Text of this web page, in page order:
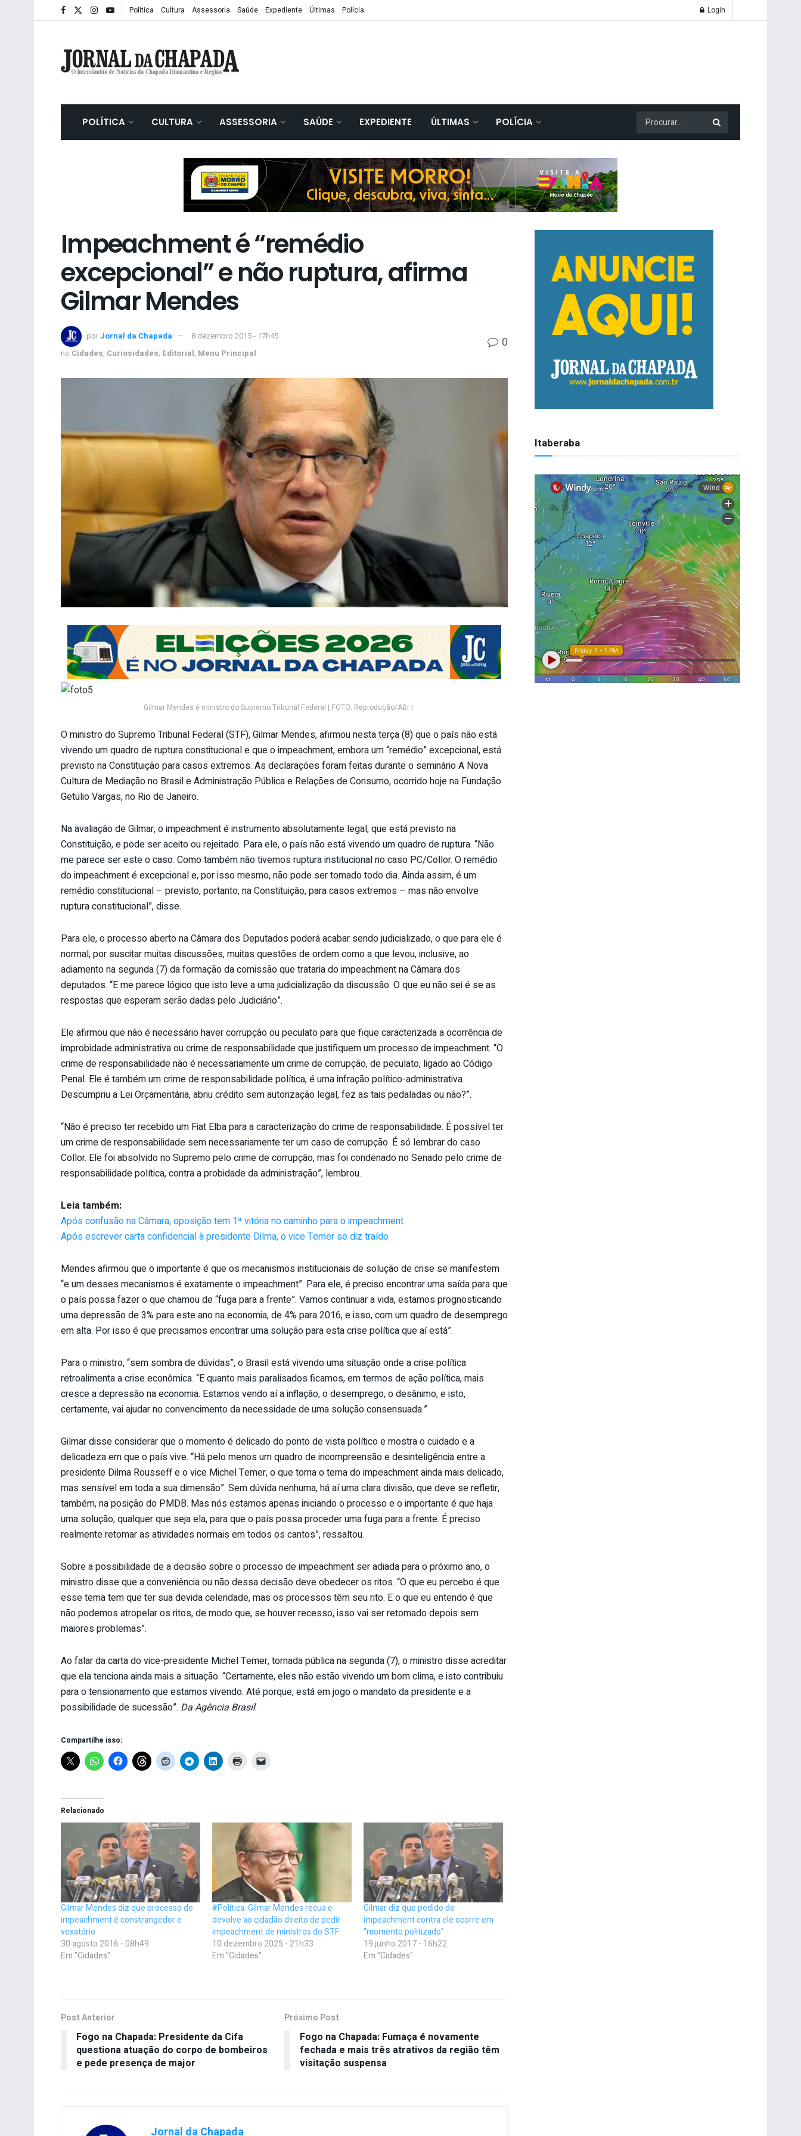
Política Cultura Assessoria Saúde Expediente Últimas Polícia Login
POLÍTICA CULTURA ASSESSORIA SAÚDE EXPEDIENTE ÚLTIMAS POLÍCIA
Impeachment é “remédio
excepcional” e não ruptura, afirma
Gilmar Mendes
por Jornal da Chapada
8 dezembro 2015 - 17h45
no Cidades, Curiosidades, Editorial, Menu Principal
0
Gilmar Mendes é ministro do Supremo Tribunal Federal | FOTO: Reprodução/ABr |
O ministro do Supremo Tribunal Federal (STF), Gilmar Mendes, afirmou nesta terça (8) que o país não está
vivendo um quadro de ruptura constitucional e que o impeachment, embora um “remédio” excepcional, está
previsto na Constituição para casos extremos. As declarações foram feitas durante o seminário A Nova
Cultura de Mediação no Brasil e Administração Pública e Relações de Consumo, ocorrido hoje na Fundação
Getulio Vargas, no Rio de Janeiro.
Na avaliação de Gilmar, o impeachment é instrumento absolutamente legal, que está previsto na
Constituição, e pode ser aceito ou rejeitado. Para ele, o país não está vivendo um quadro de ruptura. “Não
me parece ser este o caso. Como também não tivemos ruptura institucional no caso PC/Collor. O remédio
do impeachment é excepcional e, por isso mesmo, não pode ser tomado todo dia. Ainda assim, é um
remédio constitucional – previsto, portanto, na Constituição, para casos extremos – mas não envolve
ruptura constitucional”, disse.
Para ele, o processo aberto na Câmara dos Deputados poderá acabar sendo judicializado, o que para ele é
normal, por suscitar muitas discussões, muitas questões de ordem como a que levou, inclusive, ao
adiamento na segunda (7) da formação da comissão que trataria do impeachment na Câmara dos
deputados. “E me parece lógico que isto leve a uma judicialização da discussão. O que eu não sei é se as
respostas que esperam serão dadas pelo Judiciário”.
Ele afirmou que não é necessário haver corrupção ou peculato para que fique caracterizada a ocorrência de
improbidade administrativa ou crime de responsabilidade que justifiquem um processo de impeachment. “O
crime de responsabilidade não é necessariamente um crime de corrupção, de peculato, ligado ao Código
Penal. Ele é também um crime de responsabilidade política, é uma infração político-administrativa.
Descumpriu a Lei Orçamentária, abriu crédito sem autorização legal, fez as tais pedaladas ou não?”.
“Não é preciso ter recebido um Fiat Elba para a caracterização do crime de responsabilidade. É possível ter
um crime de responsabilidade sem necessariamente ter um caso de corrupção. É só lembrar do caso
Collor. Ele foi absolvido no Supremo pelo crime de corrupção, mas foi condenado no Senado pelo crime de
responsabilidade política, contra a probidade da administração”, lembrou.
Leia também:
Após confusão na Câmara, oposição tem 1ª vitória no caminho para o impeachment
Após escrever carta confidencial à presidente Dilma, o vice Temer se diz traído
Mendes afirmou que o importante é que os mecanismos institucionais de solução de crise se manifestem
“e um desses mecanismos é exatamente o impeachment”. Para ele, é preciso encontrar uma saída para que
o país possa fazer o que chamou de “fuga para a frente”. Vamos continuar a vida, estamos prognosticando
uma depressão de 3% para este ano na economia, de 4% para 2016, e isso, com um quadro de desemprego
em alta. Por isso é que precisamos encontrar uma solução para esta crise política que aí está”.
Para o ministro, “sem sombra de dúvidas”, o Brasil está vivendo uma situação onde a crise política
retroalimenta a crise econômica. “E quanto mais paralisados ficamos, em termos de ação política, mais
cresce a depressão na economia. Estamos vendo aí a inflação, o desemprego, o desânimo, e isto,
certamente, vai ajudar no convencimento da necessidade de uma solução consensuada.”
Gilmar disse considerar que o momento é delicado do ponto de vista político e mostra o cuidado e a
delicadeza em que o país vive. “Há pelo menos um quadro de incompreensão e desinteligência entre a
presidente Dilma Rousseff e o vice Michel Temer, o que torna o tema do impeachment ainda mais delicado,
mas sensível em toda a sua dimensão”. Sem dúvida nenhuma, há aí uma clara divisão, que deve se refletir,
também, na posição do PMDB. Mas nós estamos apenas iniciando o processo e o importante é que haja
uma solução, qualquer que seja ela, para que o país possa proceder uma fuga para a frente. É preciso
realmente retomar as atividades normais em todos os cantos”, ressaltou.
Sobre a possibilidade de a decisão sobre o processo de impeachment ser adiada para o próximo ano, o
ministro disse que a conveniência ou não dessa decisão deve obedecer os ritos. “O que eu percebo é que
esse tema tem que ter sua devida celeridade, mas os processos têm seu rito. E o que eu entendo é que
não podemos atropelar os ritos, de modo que, se houver recesso, isso vai ser retomado depois sem
maiores problemas”.
Ao falar da carta do vice-presidente Michel Temer, tornada pública na segunda (7), o ministro disse acreditar
que ela tenciona ainda mais a situação. “Certamente, eles não estão vivendo um bom clima, e isto contribuiu
para o tensionamento que estamos vivendo. Até porque, está em jogo o mandato da presidente e a
possibilidade de sucessão”. Da Agência Brasil.
Compartilhe isso:
Relacionado
Gilmar Mendes diz que processo de
impeachment é constrangedor e
vexatório
30 agosto 2016 - 08h49
Em "Cidades"
#Política: Gilmar Mendes recua e
devolve ao cidadão direito de pedir
impeachment de ministros do STF
10 dezembro 2025 - 21h33
Em "Cidades"
Gilmar diz que pedido de
impeachment contra ele ocorre em
“momento politizado”
19 junho 2017 - 16h22
Em "Cidades"
Post Anterior
Fogo na Chapada: Presidente da Cifa
questiona atuação do corpo de bombeiros
e pede presença de major
Próximo Post
Fogo na Chapada: Fumaça é novamente
fechada e mais três atrativos da região têm
visitação suspensa
Jornal da Chapada
Itaberaba